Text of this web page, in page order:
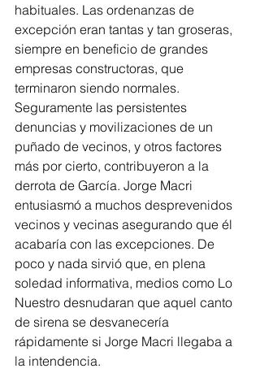
habituales. Las ordenanzas de
excepción eran tantas y tan groseras,
siempre en beneficio de grandes
empresas constructoras, que
terminaron siendo normales.
Seguramente las persistentes
denuncias y movilizaciones de un
puñado de vecinos, y otros factores
más por cierto, contribuyeron a la
derrota de García. Jorge Macri
entusiasmó a muchos desprevenidos
vecinos y vecinas asegurando que él
acabaría con las excepciones. De
poco y nada sirvió que, en plena
soledad informativa, medios como Lo
Nuestro desnudaran que aquel canto
de sirena se desvanecería
rápidamente si Jorge Macri llegaba a
la intendencia.